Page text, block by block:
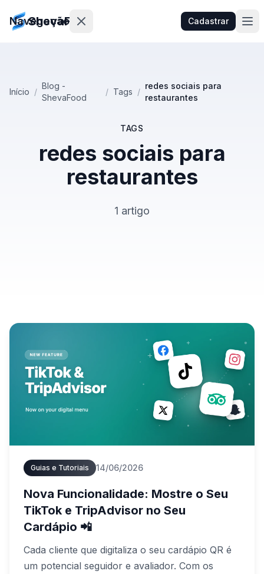
ShevaFood Cadastrar
Navegação
Novidades
Início /
Blog -
ShevaFood
/ Tags /
redes sociais para
restaurantes
TAGS
redes sociais para
restaurantes
1 artigo
Guias e Tutoriais 14/06/2026
Nova Funcionalidade: Mostre o Seu
TikTok e TripAdvisor no Seu
Cardápio 📲
Cada cliente que digitaliza o seu cardápio QR é
um potencial seguidor e avaliador. Com os